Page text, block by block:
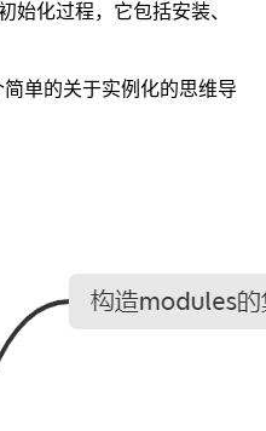
始化过程，它包括安装、
单的关于实例化的思维导